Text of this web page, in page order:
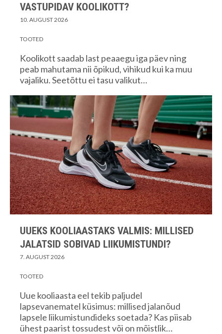
VASTUPIDAV KOOLIKOTT?
10. AUGUST 2026
TOOTED
Koolikott saadab last peaaegu iga päev ning
peab mahutama nii õpikud, vihikud kui ka muu
vajaliku. Seetõttu ei tasu valikut…
UUEKS KOOLIAASTAKS VALMIS: MILLISED
JALATSID SOBIVAD LIIKUMISTUNDI?
7. AUGUST 2026
TOOTED
Uue kooliaasta eel tekib paljudel
lapsevanematel küsimus: millised jalanõud
lapsele liikumistundideks soetada? Kas piisab
ühest paarist tossudest või on mõistlik…